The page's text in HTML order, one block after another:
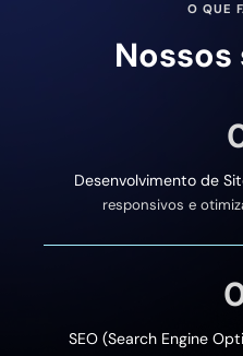
O QUE
Desenvolvimento de
responsivos e
SEO (Search Engine